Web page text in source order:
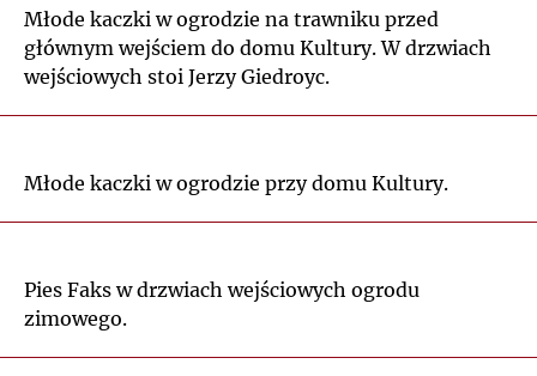
Młode kaczki w ogrodzie na trawniku przed
głównym wejściem do domu Kultury. W drzwiach
wejściowych stoi Jerzy Giedroyc.
Młode kaczki w ogrodzie przy domu Kultury.
Pies Faks w drzwiach wejściowych ogrodu
zimowego.